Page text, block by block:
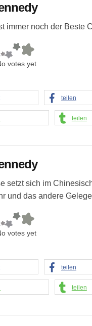
immer noch der Beste
votes yet
teilen
teilen
setzt sich im
und das andere
votes yet
teilen
teilen